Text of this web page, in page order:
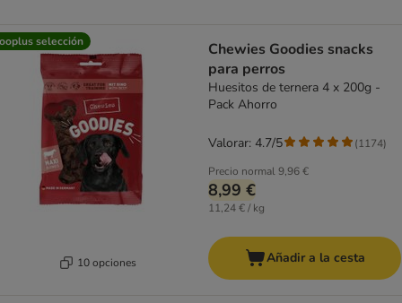
selección
10 opciones
Chewies Goodies snacks
para perros
Huesitos de ternera 4 x 200g -
Pack Ahorro
Precio normal9,96 €
8,99 €
11,24 € / kg
Valorar: 4.7/5 (1174)
Añadir a la cesta